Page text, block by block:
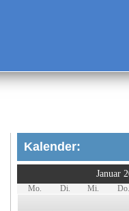
Kalender:
Januar
Mo. Di. Mi. Do.